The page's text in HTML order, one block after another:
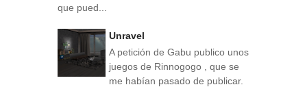
que pued...
Unravel
A petición de Gabu publico unos
juegos de Rinnogogo , que se
me habían pasado de publicar.